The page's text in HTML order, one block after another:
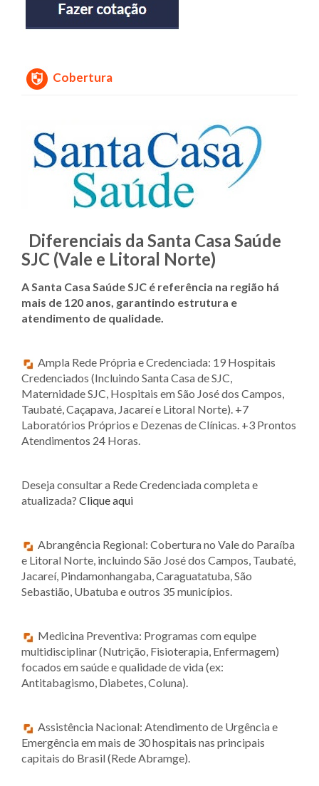
Cobertura
Diferenciais da Santa Casa Saúde
SJC (Vale e Litoral Norte)
A Santa Casa Saúde SJC é referência na região há
mais de 120 anos, garantindo estrutura e
atendimento de qualidade.
Ampla Rede Própria e Credenciada: 19 Hospitais
Credenciados (Incluindo Santa Casa de SJC,
Maternidade SJC, Hospitais em São José dos Campos,
Taubaté, Caçapava, Jacareí e Litoral Norte). +7
Laboratórios Próprios e Dezenas de Clínicas. +3 Prontos
Atendimentos 24 Horas.
Deseja consultar a Rede Credenciada completa e
atualizada? Clique aqui
Abrangência Regional: Cobertura no Vale do Paraíba
e Litoral Norte, incluindo São José dos Campos, Taubaté,
Jacareí, Pindamonhangaba, Caraguatatuba, São
Sebastião, Ubatuba e outros 35 municípios.
Medicina Preventiva: Programas com equipe
multidisciplinar (Nutrição, Fisioterapia, Enfermagem)
focados em saúde e qualidade de vida (ex:
Antitabagismo, Diabetes, Coluna).
Assistência Nacional: Atendimento de Urgência e
Emergência em mais de 30 hospitais nas principais
capitais do Brasil (Rede Abramge).